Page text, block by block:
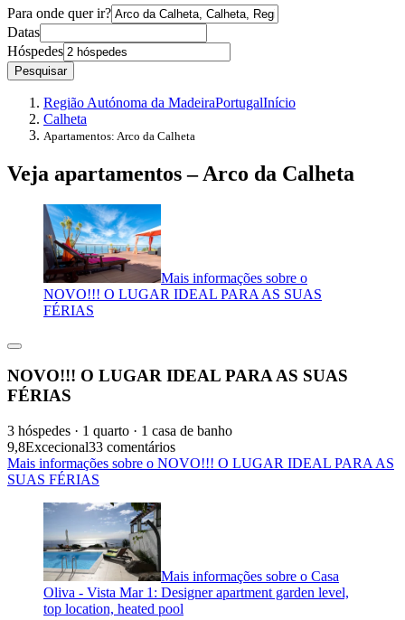
Para onde quer ir?
Datas
Hóspedes
Pesquisar
Região Autónoma da MadeiraPortugalInício
Calheta
Apartamentos: Arco da Calheta
Veja apartamentos – Arco da Calheta
Mais informações sobre o
NOVO!!! O LUGAR IDEAL PARA AS SUAS
FÉRIAS
NOVO!!! O LUGAR IDEAL PARA AS SUAS
FÉRIAS
3 hóspedes · 1 quarto · 1 casa de banho
9,8Excecional33 comentários
Mais informações sobre o NOVO!!! O LUGAR IDEAL PARA AS
SUAS FÉRIAS
Mais informações sobre o Casa
Oliva - Vista Mar 1: Designer apartment garden level,
top location, heated pool